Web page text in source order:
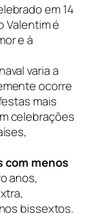
em 14
Valentim é
e à
varia a
ocorre
mais
celebrações
com menos
anos,
bissextos.